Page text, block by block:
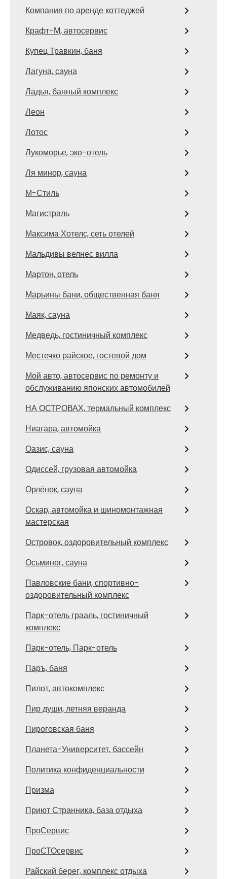
Компания по аренде коттеджей
Крафт-М, автосервис
Купец Травкин, баня
Лагуна, сауна
Ладья, банный комплекс
Леон
Лотос
Лукоморье, эко-отель
Ля минор, сауна
М-Стиль
Магистраль
Максима Хотелс, сеть отелей
Мальдивы велнес вилла
Мартон, отель
Марьины бани, общественная баня
Маяк, сауна
Медведь, гостиничный комплекс
Местечко райское, гостевой дом
Мой авто, автосервис по ремонту и
обслуживанию японских автомобилей
НА ОСТРОВАХ, термальный комплекс
Ниагара, автомойка
Оазис, сауна
Одиссей, грузовая автомойка
Орлёнок, сауна
Оскар, автомойка и шиномонтажная
мастерская
Островок, оздоровительный комплекс
Осьминог, сауна
Павловские бани, спортивно-
оздоровительный комплекс
Парк-отель грааль, гостиничный
комплекс
Парк-отель, Парк-отель
Паръ, баня
Пилот, автокомплекс
Пир души, летняя веранда
Пироговская баня
Планета-Университет, бассейн
Политика конфиденциальности
Призма
Приют Странника, база отдыха
ПроСервис
ПроСТОсервис
Райский берег, комплекс отдыха